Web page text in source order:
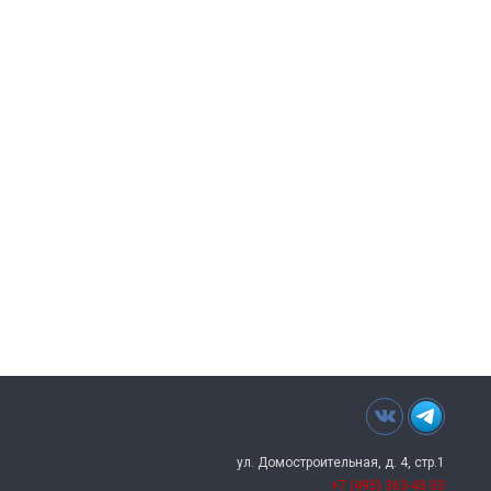
ул. Домостроительная, д. 4, стр.1
+7 (495) 363-43-33